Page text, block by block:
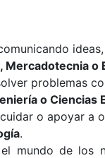
Mercadotecnia o
problemas
o Ciencias
o apoyar a
.
mundo de los